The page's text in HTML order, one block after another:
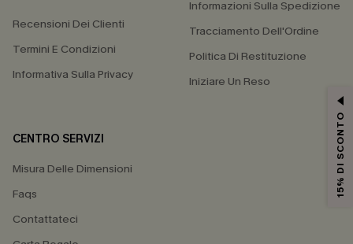
Recensioni Dei Clienti
Termini E Condizioni
Informativa Sulla Privacy
Informazioni Sulla Spedizione
Tracciamento Dell'Ordine
Politica Di Restituzione
Iniziare Un Reso
CENTRO SERVIZI
Misura Delle Dimensioni
Faqs
Contattateci
15% DI SCONTO